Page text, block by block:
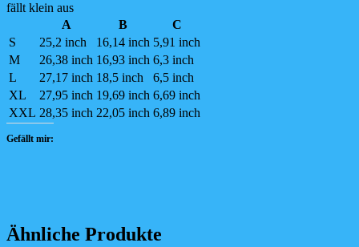
fällt klein aus
A
B
C
S
25,2 inch 16,14 inch 5,91 inch
M
26,38 inch 16,93 inch 6,3 inch
L
27,17 inch 18,5 inch
6,5 inch
XL
27,95 inch 19,69 inch 6,69 inch
XXL 28,35 inch 22,05 inch 6,89 inch
Gefällt mir:
Ähnliche Produkte